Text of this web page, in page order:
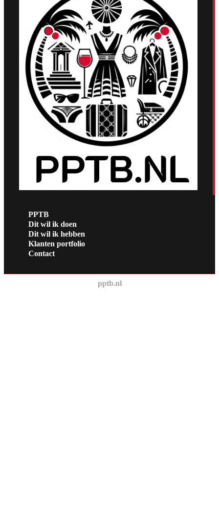
PPTB
Dit wil ik doen
Dit wil ik hebben
Klanten portfolio
Contact
pptb.nl